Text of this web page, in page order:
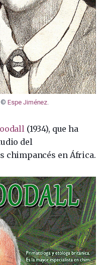
© Espe Jiménez.
(1934), que ha
del
chimpancés en África.